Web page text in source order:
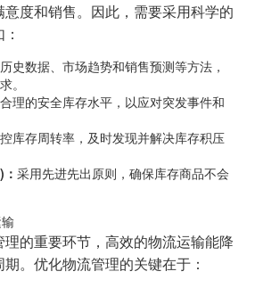
度和销售。因此，需要采用科学的
史数据、市场趋势和销售预测等方法，
。
理的安全库存水平，以应对突发事件和
库存周转率，及时发现并解决库存积压
采用先进先出原则，确保库存商品不会
的重要环节，高效的物流运输能降
。优化物流管理的关键在于：